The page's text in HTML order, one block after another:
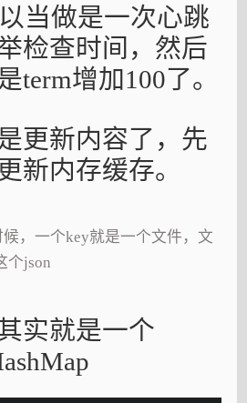
当做是一次心跳
检查时间，然后
term增加100了。
更新内容了，先
新内存缓存。
，一个key就是一个文件，文
个json
实就是一个